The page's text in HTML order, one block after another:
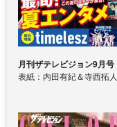
月刊ザテレビジョン9月号
表紙：内田有紀＆寺西拓人